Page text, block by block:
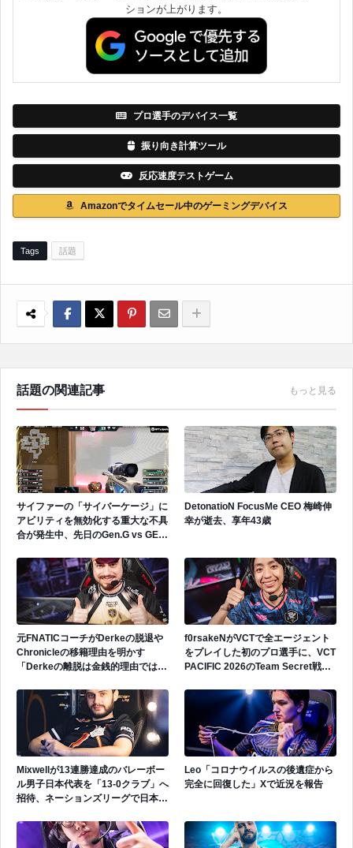
ションが上がります。
プロ選手のデバイス一覧
振り向き計算ツール
反応速度テストゲーム
Amazonでタイムセール中のゲーミングデバイス
Tags 話題
話題の関連記事 もっと見る
サイファーの「サイバーケージ」に
アビリティを無効化する重大な不具
合が発生中、先日のGen.G vs GEで
DetonatioN FocusMe CEO 梅崎伸
幸が逝去、享年43歳
元FNATICコーチがDerkeの脱退や
Chronicleの移籍理由を明かす
「Derkeの離脱は金銭的理由ではな
f0rsakeNがVCTで全エージェント
をプレイした初のプロ選手に、VCT
PACIFIC 2026のTeam Secret戦で
Mixwellが13連勝達成のバレーボー
ル男子日本代表を「13-0クラブ」へ
招待、ネーションズリーグで日本代
Leo「コロナウイルスの後遺症から
完全に回復した」Xで近況を報告